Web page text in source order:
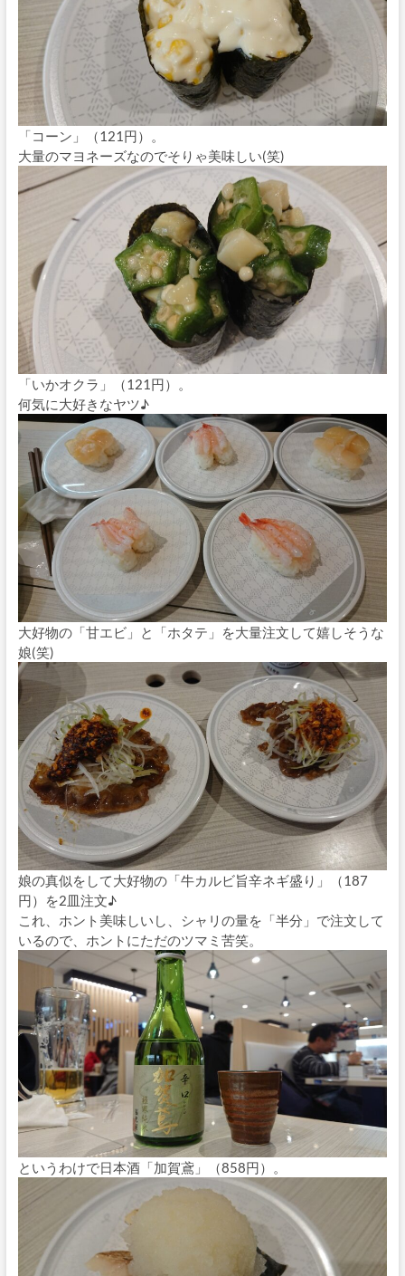
「コーン」（121円）。
大量のマヨネーズなのでそりゃ美味しい(笑)
「いかオクラ」（121円）。
何気に大好きなヤツ♪
大好物の「甘エビ」と「ホタテ」を大量注文して嬉しそうな
娘(笑)
娘の真似をして大好物の「牛カルビ旨辛ネギ盛り」（187
円）を2皿注文♪
これ、ホント美味しいし、シャリの量を「半分」で注文して
いるので、ホントにただのツマミ苦笑。
というわけで日本酒「加賀鳶」（858円）。